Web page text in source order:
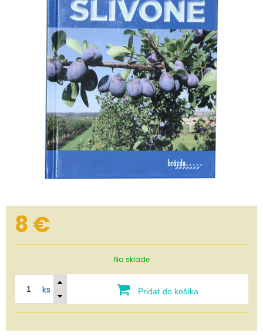
8€
Na sklade
ks Pridať do košíka